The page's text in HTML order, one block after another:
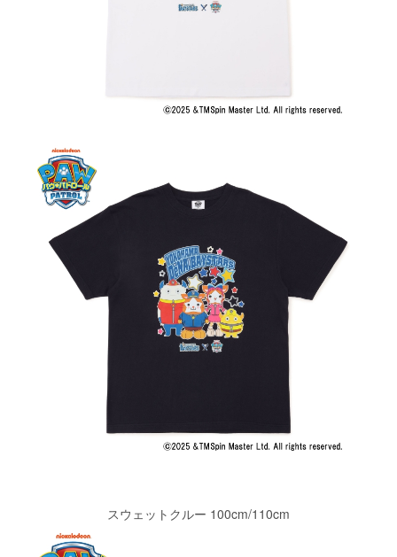
スウェットクルー 100cm/110cm